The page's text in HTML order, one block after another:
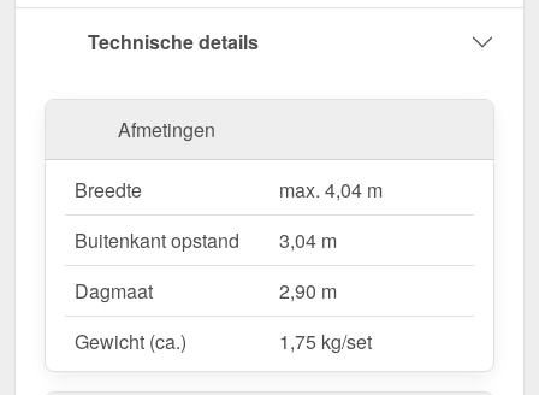
Bestel nu Kopschot Alumon | Type 1/7 | Set –
Voor een complete & duurzame afwerking van uw
Wegens maatwerk / customisatie van herroepingsrecht uitgezonderd
Technische details
Afmetingen
Breedte
max. 4,04 m
Buitenkant opstand
3,04 m
Dagmaat
2,90 m
Gewicht (ca.)
1,75 kg/set